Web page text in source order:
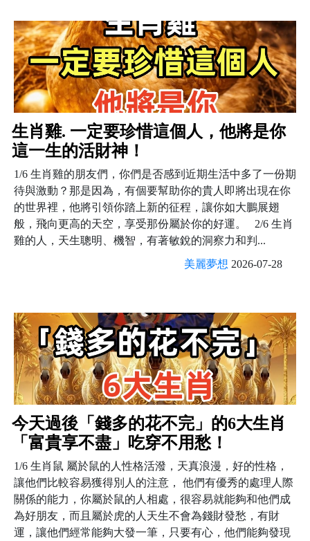
生肖雞. 一定要珍惜這個人，他將是你
這一生的活財神！
1/6 生肖雞的朋友們，你們是否感到近期生活中多了一份期
待與激動？那是因為，有個要幫助你的貴人即將出現在你
的世界裡，他將引領你踏上新的征程，讓你如大鵬展翅
般，飛向更高的天空，享受那份屬於你的好運。 2/6 生肖
雞的人，天生聰明、機智，有著敏銳的洞察力和判...
美麗夢想 2026-07-28
今天過後「錢多的花不完」的6大生肖
「富貴享不盡」吃穿不用愁！
1/6 生肖鼠 屬於鼠的人性格活潑，天真浪漫，好的性格，
讓他們比較容易獲得別人的注意， 他們有優秀的處理人際
關係的能力，你屬於鼠的人相處，很容易就能夠和他們成
為好朋友，而且屬於虎的人天生不會為錢財發愁，有財
運，讓他們經常能夠大發一筆，只要有心，他們能夠發現